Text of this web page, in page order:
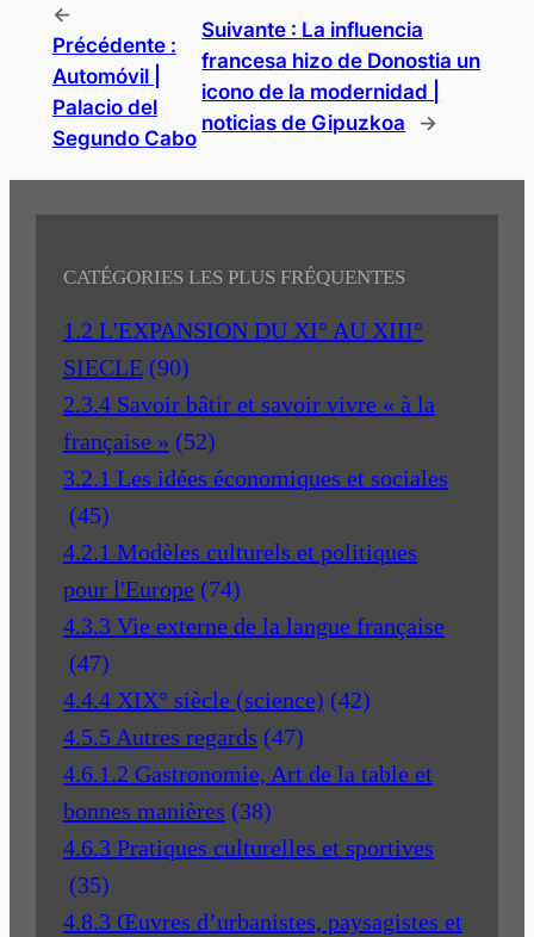
←
Précédente :
Automóvil |
Palacio del
Segundo Cabo
Suivante : La influencia
francesa hizo de Donostia un
icono de la modernidad |
noticias de Gipuzkoa
→
CATÉGORIES LES PLUS FRÉQUENTES
1.2 L'EXPANSION DU XI° AU XIII°
SIECLE (90)
2.3.4 Savoir bâtir et savoir vivre « à la
française » (52)
3.2.1 Les idées économiques et sociales
(45)
4.2.1 Modèles culturels et politiques
pour l'Europe (74)
4.3.3 Vie externe de la langue française
(47)
4.4.4 XIX° siècle (science) (42)
4.5.5 Autres regards (47)
4.6.1.2 Gastronomie, Art de la table et
bonnes manières (38)
4.6.3 Pratiques culturelles et sportives
(35)
4.8.3 Œuvres d’urbanistes, paysagistes et